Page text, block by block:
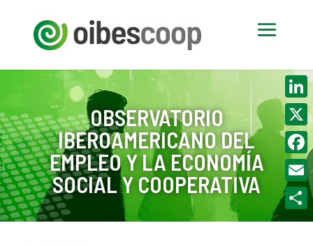
OBSERVATORIO
IBEROAMERICANO DEL
EMPLEO Y LA ECONOMÍA
SOCIAL Y COOPERATIVA
X
Email